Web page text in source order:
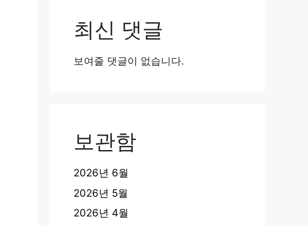
최신 댓글
보여줄 댓글이 없습니다.
보관함
2026년 6월
2026년 5월
2026년 4월